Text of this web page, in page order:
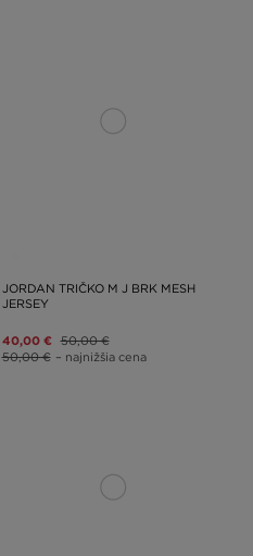
JORDAN TRIČKO M J BRK MESH
JERSEY
40,00 € 50,00 €
50,00 € – najnižšia cena